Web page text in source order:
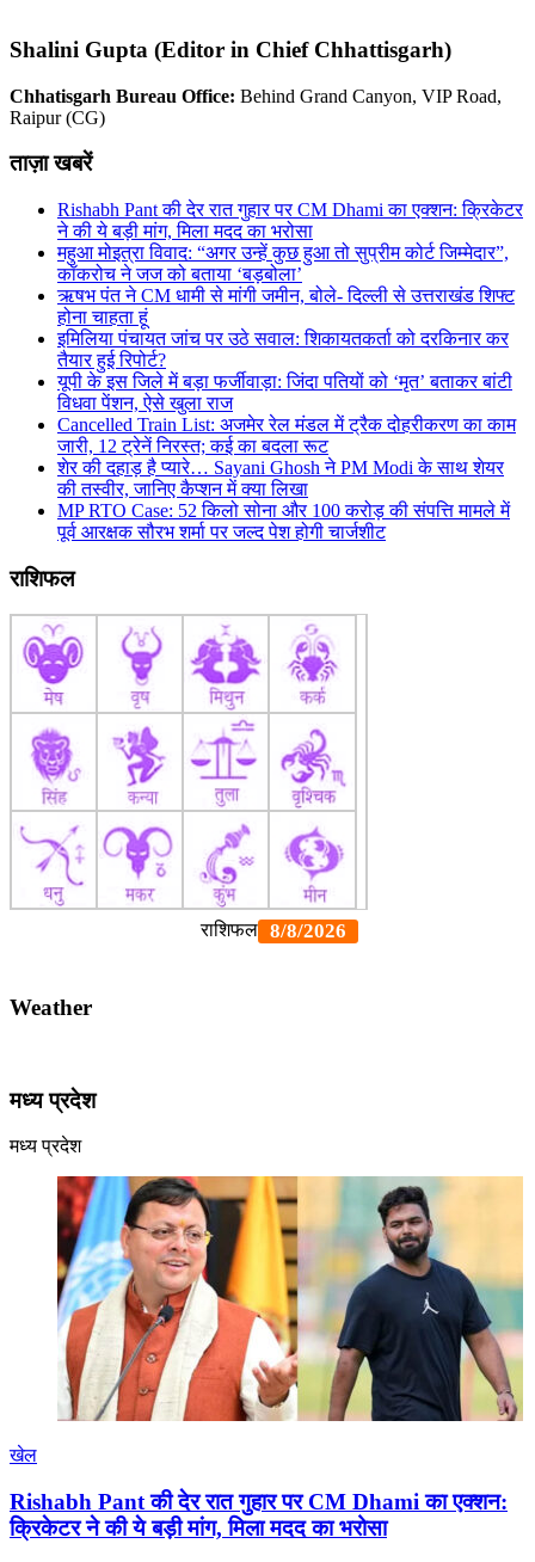
Shalini Gupta (Editor in Chief Chhattisgarh)
Chhatisgarh Bureau Office: Behind Grand Canyon, VIP Road,
Raipur (CG)
ताज़ा खबरें
Rishabh Pant की देर रात गुहार पर CM Dhami का एक्शन: क्रिकेटर
ने की ये बड़ी मांग, मिला मदद का भरोसा
महुआ मोइत्रा विवाद: “अगर उन्हें कुछ हुआ तो सुप्रीम कोर्ट जिम्मेदार”,
कॉकरोच ने जज को बताया ‘बड़बोला’
ऋषभ पंत ने CM धामी से मांगी जमीन, बोले- दिल्ली से उत्तराखंड शिफ्ट
होना चाहता हूं
इमिलिया पंचायत जांच पर उठे सवाल: शिकायतकर्ता को दरकिनार कर
तैयार हुई रिपोर्ट?
यूपी के इस जिले में बड़ा फर्जीवाड़ा: जिंदा पतियों को ‘मृत’ बताकर बांटी
विधवा पेंशन, ऐसे खुला राज
Cancelled Train List: अजमेर रेल मंडल में ट्रैक दोहरीकरण का काम
जारी, 12 ट्रेनें निरस्त; कई का बदला रूट
शेर की दहाड़ है प्यारे… Sayani Ghosh ने PM Modi के साथ शेयर
की तस्वीर, जानिए कैप्शन में क्या लिखा
MP RTO Case: 52 किलो सोना और 100 करोड़ की संपत्ति मामले में
पूर्व आरक्षक सौरभ शर्मा पर जल्द पेश होगी चार्जशीट
राशिफल
Weather
मध्य प्रदेश
मध्य प्रदेश
खेल
Rishabh Pant की देर रात गुहार पर CM Dhami का एक्शन:
क्रिकेटर ने की ये बड़ी मांग, मिला मदद का भरोसा